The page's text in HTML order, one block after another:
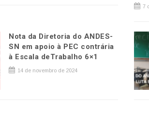
7
Nota da Diretoria do ANDES-
SN em apoio à PEC contrária
à Escala deTrabalho 6×1
14 de novembro de 2024